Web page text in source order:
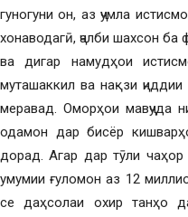
гуногуни он, аз ҷумла
хонаводагӣ, ҷалби шахсон
ва дигар намудҳои
муташаккил ва нақзи
меравад. Оморҳои мавҷуда
одамон дар бисёр
дорад. Агар дар тӯли
умумии ғуломон аз 12
се даҳсолаи охир танҳо